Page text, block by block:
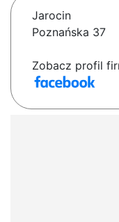
Jarocin
Poznańska 37
Zobacz profil